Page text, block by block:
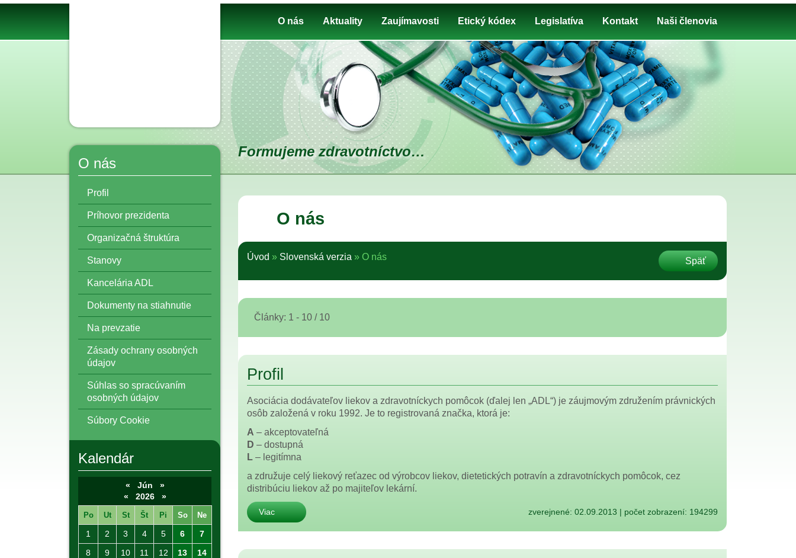
Formujeme zdravotníctvo…
O nás Aktuality Zaujímavosti Etický kódex Legislatíva Kontakt Naši členovia
O nás
Profil
Príhovor prezidenta
Organizačná štruktúra
Stanovy
Kancelária ADL
Dokumenty na stiahnutie
Na prevzatie
Zásady ochrany osobných
údajov
Súhlas so spracúvaním
osobných údajov
Súbory Cookie
Kalendár
« Jún
»
«
2026 »
Po Ut St Št Pi So Ne
1 2 3 4 5 6
7
8
9 10 11 12 13
14
O nás
Späť
Úvod » Slovenská verzia » O nás
Články: 1 - 10 / 10
Profil
Asociácia dodávateľov liekov a zdravotníckych pomôcok (ďalej len „ADL“) je záujmovým združením právnických
osôb založená v roku 1992. Je to registrovaná značka, ktorá je:
A – akceptovateľná
D – dostupná
L – legitímna
a združuje celý liekový reťazec od výrobcov liekov, dietetických potravín a zdravotníckych pomôcok, cez
distribúciu liekov až po majiteľov lekární.
Viac zverejnené: 02.09.2013 | počet zobrazení: 194299